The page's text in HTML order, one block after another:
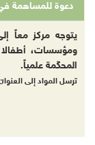
دعوة للمساهمة
يتوجه مركز معاً
ومؤسسات، أطفالا
المحكّمة علمياً.
ترسل المواد إلى